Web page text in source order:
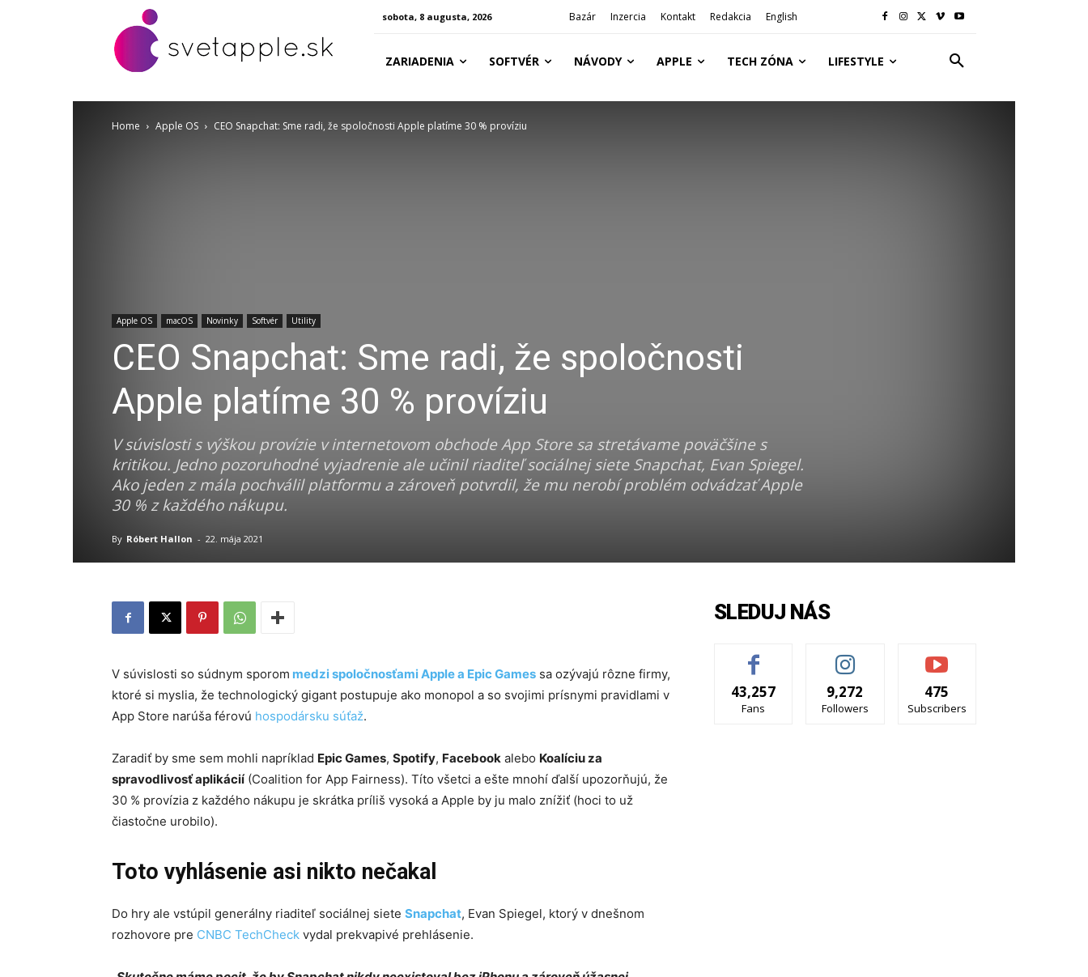
sobota, 8 augusta, 2026 Bazár Inzercia Kontakt Redakcia English
ZARIADENIA SOFTVÉR NÁVODY APPLE TECH ZÓNA LIFESTYLE
Home Apple OS CEO Snapchat: Sme radi, že spoločnosti Apple platíme 30 % províziu
Apple OS macOS Novinky Softvér Utility
CEO Snapchat: Sme radi, že spoločnosti
Apple platíme 30 % províziu
V súvislosti s výškou provízie v internetovom obchode App Store sa stretávame poväčšine s
kritikou. Jedno pozoruhodné vyjadrenie ale učinil riaditeľ sociálnej siete Snapchat, Evan Spiegel.
Ako jeden z mála pochválil platformu a zároveň potvrdil, že mu nerobí problém odvádzať Apple
30 % z každého nákupu.
By Róbert Hallon - 22. mája 2021
V súvislosti so súdnym sporom medzi spoločnosťami Apple a Epic Games sa ozývajú rôzne firmy,
ktoré si myslia, že technologický gigant postupuje ako monopol a so svojimi prísnymi pravidlami v
App Store narúša férovú hospodársku súťaž.
Zaradiť by sme sem mohli napríklad Epic Games, Spotify, Facebook alebo Koalíciu za
spravodlivosť aplikácií(Coalition for App Fairness). Títo všetci a ešte mnohí ďalší upozorňujú, že
30 % provízia z každého nákupu je skrátka príliš vysoká a Apple by ju malo znížiť (hoci to už
čiastočne urobilo).
Toto vyhlásenie asi nikto nečakal
Do hry ale vstúpil generálny riaditeľ sociálnej siete Snapchat, Evan Spiegel, ktorý v dnešnom
rozhovore pre CNBC TechCheck vydal prekvapivé prehlásenie.
SLEDUJ NÁS
43,257
Fans
9,272
Followers
475
Subscribers